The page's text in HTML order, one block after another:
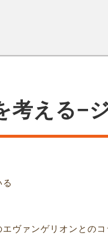
考える−
ヴァンゲリオンとの